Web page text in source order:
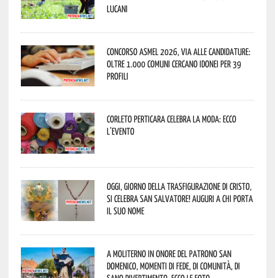
lucani
Concorso Asmel 2026, via alle candidature:
oltre 1.000 Comuni cercano idonei per 39
profili
Corleto Perticara celebra la moda: ecco
l’evento
Oggi, giorno della Trasfigurazione di Cristo,
si celebra San Salvatore! Auguri a chi porta
il suo nome
A Moliterno in onore del Patrono San
Domenico, momenti di fede, di comunità, di